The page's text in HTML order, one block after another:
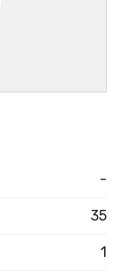
-
35
1